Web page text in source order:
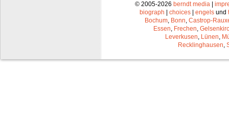
© 2005-2026 berndt media|
biograph
choices engels und
Bochum, Bonn, Castrop-
Essen, Frechen,
Leverkusen, Lünen,
Recklinghausen,